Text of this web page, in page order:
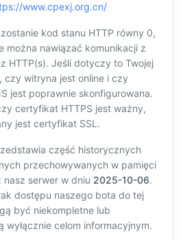
www.cpexj.org.cn/
kod stanu HTTP równy 0,
można nawiązać komunikacji z
HTTP(s). Jeśli dotyczy to Twojej
czy witryna jest online i czy
jest poprawnie skonfigurowana.
certyfikat HTTPS jest ważny,
jest certyfikat SSL.
część historycznych
przechowywanych w pamięci
serwer w dniu 2025-10-06.
dostępu naszego bota do tej
być niekompletne lub
wyłącznie celom informacyjnym.